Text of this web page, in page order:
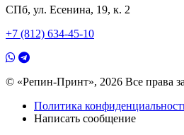
СПб, ул. Есенина, 19, к. 2
+7 (812) 634-45-10
© «Репин-Принт», 2026 Все права
Политика
Написать сообщение